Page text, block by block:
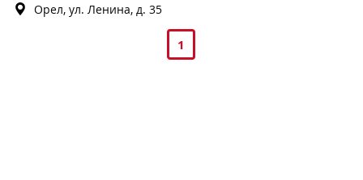
Орел, ул. Ленина, д. 35
1